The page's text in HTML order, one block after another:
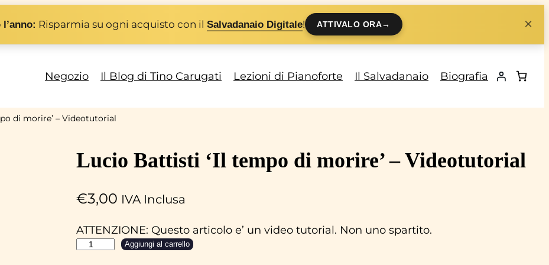
Risparmia su ogni acquisto con ilSalvadanaio Digitale! ATTIVALO ORA→ ×
Negozio Il Blog di Tino Carugati Lezioni di Pianoforte Il Salvadanaio Biografia
di morire’ – Videotutorial
Lucio Battisti ‘Il tempo di morire’ – Videotutorial
€3,00 IVA Inclusa
ATTENZIONE: Questo articolo e’ un video tutorial. Non uno spartito.
Aggiungi al carrello